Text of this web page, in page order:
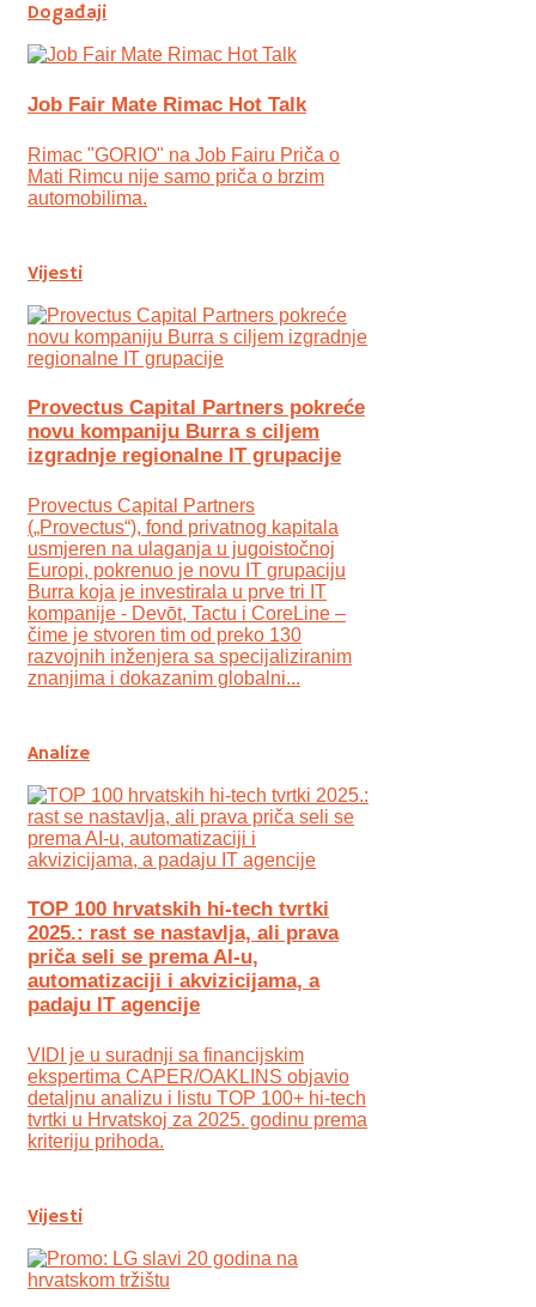
Događaji
Job Fair Mate Rimac Hot Talk
Rimac "GORIO" na Job Fairu Priča o
Mati Rimcu nije samo priča o brzim
automobilima.
Vijesti
Provectus Capital Partners pokreće
novu kompaniju Burra s ciljem
izgradnje regionalne IT grupacije
Provectus Capital Partners
(„Provectus“), fond privatnog kapitala
usmjeren na ulaganja u jugoistočnoj
Europi, pokrenuo je novu IT grupaciju
Burra koja je investirala u prve tri IT
kompanije - Devōt, Tactu i CoreLine –
čime je stvoren tim od preko 130
razvojnih inženjera sa specijaliziranim
znanjima i dokazanim globalni...
Analize
TOP 100 hrvatskih hi-tech tvrtki
2025.: rast se nastavlja, ali prava
priča seli se prema AI-u,
automatizaciji i akvizicijama, a
padaju IT agencije
VIDI je u suradnji sa financijskim
ekspertima CAPER/OAKLINS objavio
detaljnu analizu i listu TOP 100+ hi-tech
tvrtki u Hrvatskoj za 2025. godinu prema
kriteriju prihoda.
Vijesti